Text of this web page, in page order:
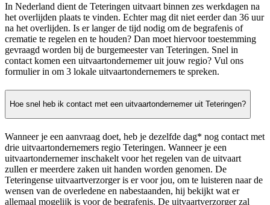
In Nederland dient de Teteringen uitvaart binnen zes werkdagen na
het overlijden plaats te vinden. Echter mag dit niet eerder dan 36 uur
na het overlijden. Is er langer de tijd nodig om de begrafenis of
crematie te regelen en te houden? Dan moet hiervoor toestemming
gevraagd worden bij de burgemeester van Teteringen. Snel in
contact komen een uitvaartondernemer uit jouw regio? Vul ons
formulier in om 3 lokale uitvaartondernemers te spreken.
Hoe snel heb ik contact met een uitvaartondernemer uit Teteringen?
Wanneer je een aanvraag doet, heb je dezelfde dag* nog contact met
drie uitvaartondernemers regio Teteringen. Wanneer je een
uitvaartondernemer inschakelt voor het regelen van de uitvaart
zullen er meerdere zaken uit handen worden genomen. De
Teteringense uitvaartverzorger is er voor jou, om te luisteren naar de
wensen van de overledene en nabestaanden, hij bekijkt wat er
allemaal mogelijk is voor de begrafenis. De uitvaartverzorger zal